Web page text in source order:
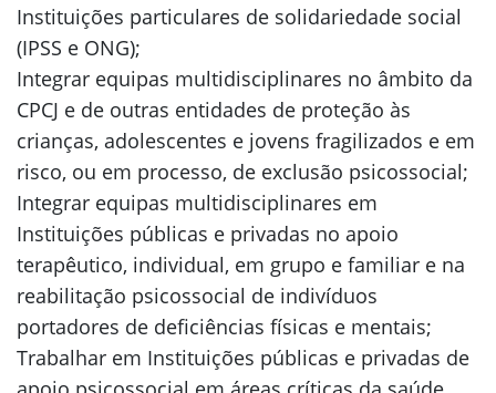
Instituições particulares de solidariedade social
(IPSS e ONG);
Integrar equipas multidisciplinares no âmbito da
CPCJ e de outras entidades de proteção às
crianças, adolescentes e jovens fragilizados e em
risco, ou em processo, de exclusão psicossocial;
Integrar equipas multidisciplinares em
Instituições públicas e privadas no apoio
terapêutico, individual, em grupo e familiar e na
reabilitação psicossocial de indivíduos
portadores de deficiências físicas e mentais;
Trabalhar em Instituições públicas e privadas de